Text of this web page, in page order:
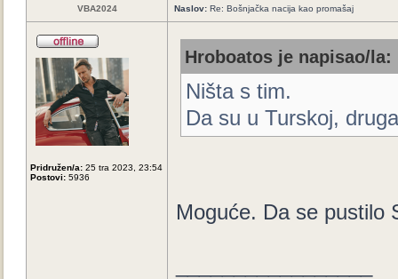
VBA2024 Naslov: Re: Bošnjačka nacija kao promašaj
Pridružen/a: 25 tra 2023, 23:54
Postovi: 5936
Hroboatos je napisao/la:
Ništa s tim.
Da su u Turskoj,
Moguće. Da se pustilo